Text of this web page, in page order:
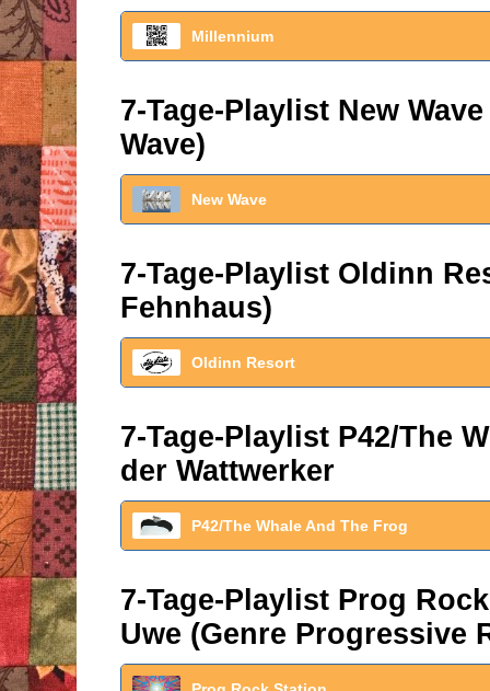
Millennium
7-Tage-Playlist New
Wave)
New Wave
7-Tage-Playlist Oldinn
Fehnhaus)
Oldinn Resort
7-Tage-Playlist P42/The
der Wattwerker
P42/The Whale And The Frog
7-Tage-Playlist Prog
Uwe (Genre Progressive